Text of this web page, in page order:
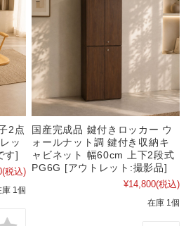
2点
ッ
す]
(税込)
庫 1個
国産完成品 鍵付きロッカー ウ
ォールナット調 鍵付き収納キ
ャビネット 幅60cm 上下2段式
PG6G [アウトレット:撮影品]
¥14,800(税込)
在庫 1個